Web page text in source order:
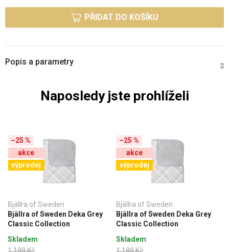
PŘIDAT DO KOŠÍKU
Popis a parametry
Naposledy jste prohlíželi
–25 %
akce
výprodej
Bjällra of Sweden
Bjällra of Sweden Deka Grey
Classic Collection
1 199 Kč
Skladem
–25 %
akce
výprodej
Bjällra of Sweden
Bjällra of Sweden Deka Grey
Classic Collection
1 199 Kč
Skladem